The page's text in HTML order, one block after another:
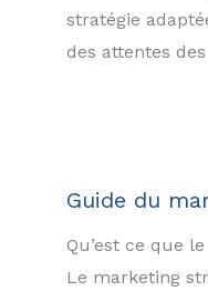
stratégie
des attentes
Guide du
Qu’est ce que
Le marketing